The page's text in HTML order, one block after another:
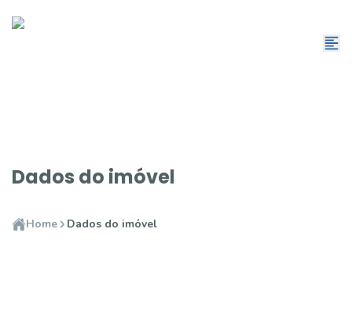
Dados do imóvel
Home Dados do imóvel